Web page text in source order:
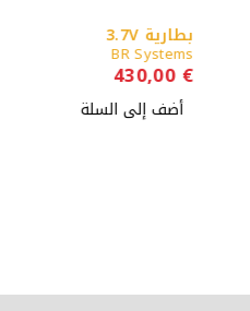
بطارية 3.7V
BR Systems
430,00€
أضف إلى السلة